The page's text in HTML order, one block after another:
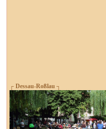
┌ Dessau-Roßlau ┐